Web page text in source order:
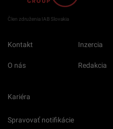
Člen združenia IAB Slovakia
Kontakt Inzercia
O nás Redakcia
Kariéra
Spravovať notifikácie